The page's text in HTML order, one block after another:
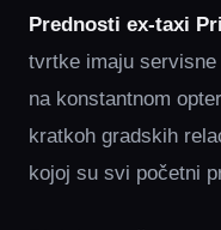
Prednosti ex-taxi
tvrtke imaju
na konstantnom
kratkoh gradskih
kojoj su svi početni